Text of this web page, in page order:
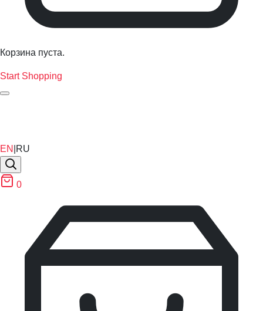
Корзина пуста.
Start Shopping
EN RU
0